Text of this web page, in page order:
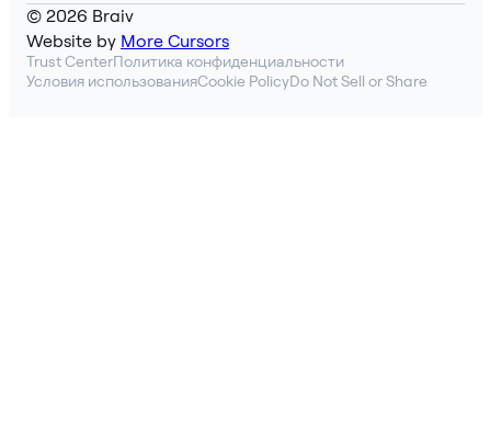
© 2026 Braiv
Website by More Cursors
Trust CenterПолитика конфиденциальности
Условия использованияCookie PolicyDo Not Sell or Share